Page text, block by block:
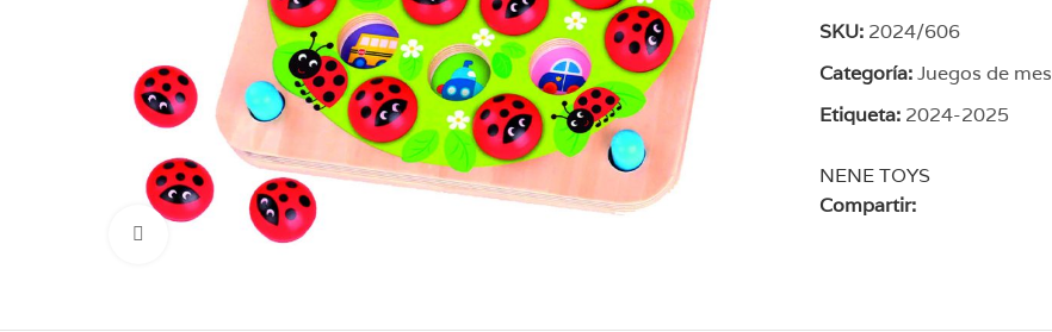
Click para aumentar
SKU: 2024/606
Categoría:Juegos de
Etiqueta: 2024-2025
NENE TOYS
Compartir: